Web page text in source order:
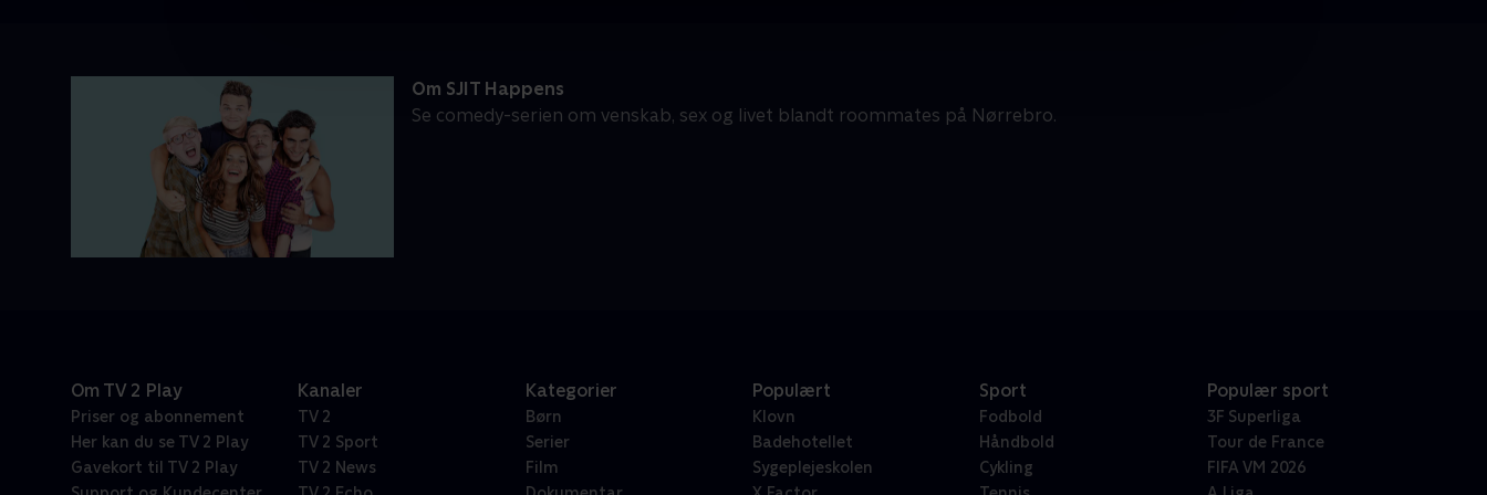
Om SJIT Happens
Se comedy-serien om venskab, sex og livet blandt roommates på Nørrebro.
Om TV 2 Play
Priser og abonnement
Her kan du se TV 2 Play
Gavekort til TV 2 Play
Kanaler
TV 2
TV 2 Sport
TV 2 News
Kategorier
Børn
Serier
Film
Populært
Klovn
Badehotellet
Sygeplejeskolen
Sport
Fodbold
Håndbold
Cykling
Populær sport
3F Superliga
Tour de France
FIFA VM 2026